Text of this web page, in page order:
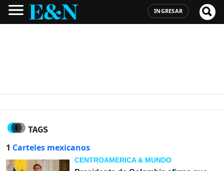
INGRESAR
TAGS
1 Carteles mexicanos
CENTROAMÉRICA & MUNDO